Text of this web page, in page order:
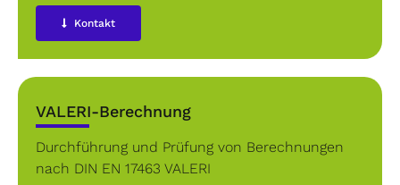
Kontakt
VALERI-Berechnung
Durchführung und Prüfung von Berechnungen
nach DIN EN 17463 VALERI